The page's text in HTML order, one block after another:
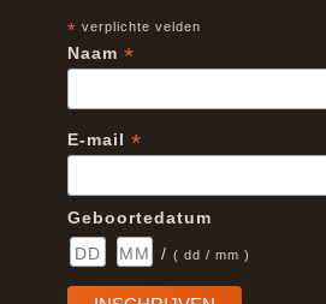
* verplichte velden
Naam *
E-mail *
Geboortedatum
/ ( dd / mm )